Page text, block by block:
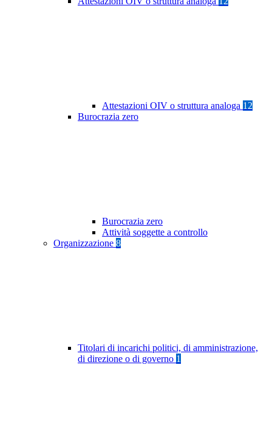
Attestazioni OIV o struttura analoga 12
Burocrazia zero
Burocrazia zero
Attività soggette a controllo
Organizzazione 8
Titolari di incarichi politici, di amministrazione,
di direzione o di governo 1